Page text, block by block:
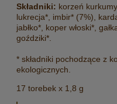
Składniki: korzeń
lukrecja*, imbir* (7%),
jabłko*, koper włoski*,
goździki*.
* składniki pochodzące z
ekologicznych.
17 torebek x 1,8 g